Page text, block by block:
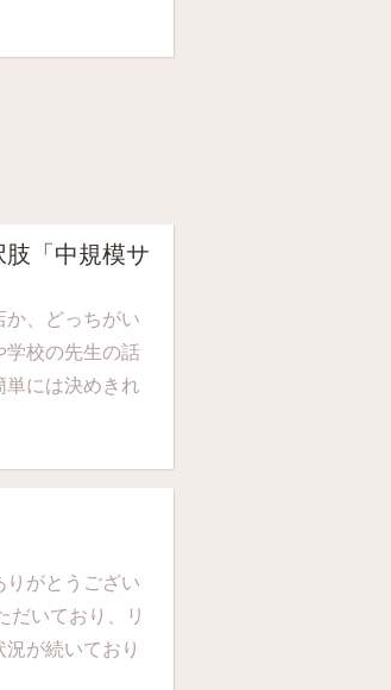
「中規模サ
か、どっちがい
学校の先生の話
単には決めきれ
りがとうござい
だいており、リ
が続いており